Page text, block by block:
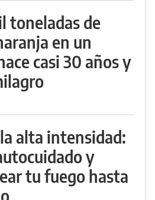
toneladas de
en un
casi 30 años y
alta intensidad:
y
tu fuego hasta